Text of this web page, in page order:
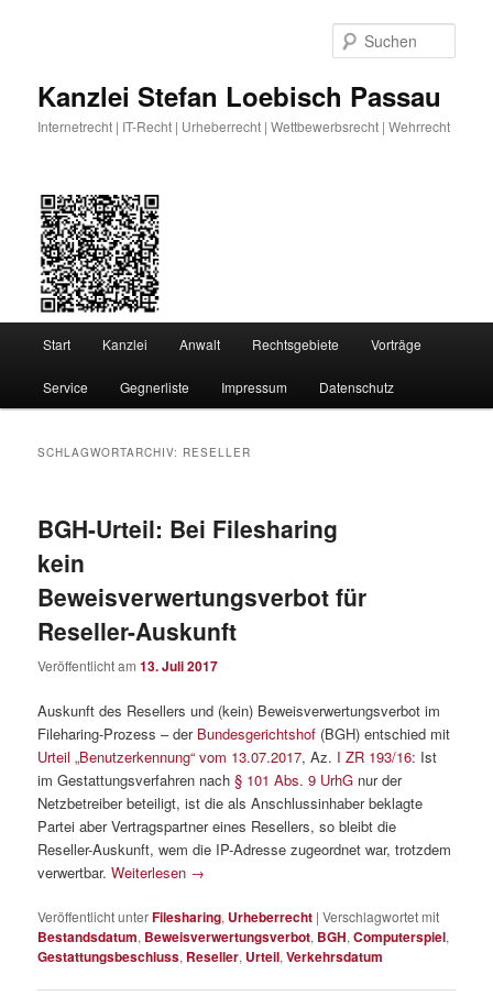
Kanzlei Stefan Loebisch Passau
Internetrecht | IT-Recht | Urheberrecht | Wettbewerbsrecht | Wehrrecht
Start Kanzlei Anwalt Rechtsgebiete Vorträge
Service Gegnerliste Impressum Datenschutz
SCHLAGWORTARCHIV: RESELLER
BGH-Urteil: Bei Filesharing
kein
Beweisverwertungsverbot für
Reseller-Auskunft
Veröffentlicht am13. Juli 2017
Auskunft des Resellers und (kein) Beweisverwertungsverbot im
Fileharing-Prozess – der Bundesgerichtshof (BGH) entschied mit
Urteil „Benutzerkennung“ vom 13.07.2017, Az. I ZR 193/16: Ist
im Gestattungsverfahren nach§ 101 Abs. 9 UrhG nur der
Netzbetreiber beteiligt, ist die als Anschlussinhaber beklagte
Partei aber Vertragspartner eines Resellers, so bleibt die
Reseller-Auskunft, wem die IP-Adresse zugeordnet war, trotzdem
verwertbar.Weiterlesen →
Veröffentlicht unterFilesharing, Urheberrecht |Verschlagwortet mit
Bestandsdatum, Beweisverwertungsverbot, BGH,Computerspiel,
Gestattungsbeschluss, Reseller, Urteil,Verkehrsdatum